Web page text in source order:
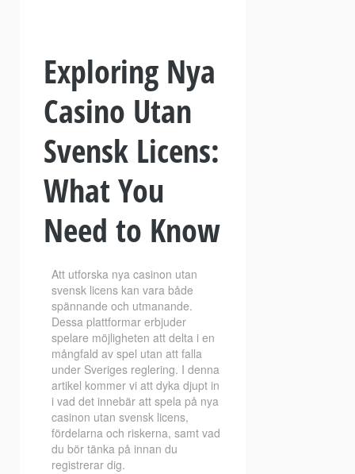
Exploring Nya
Casino Utan
Svensk Licens:
What You
Need to Know
Att utforska nya casinon utan
svensk licens kan vara både
spännande och utmanande.
Dessa plattformar erbjuder
spelare möjligheten att delta i en
mångfald av spel utan att falla
under Sveriges reglering. I denna
artikel kommer vi att dyka djupt in
i vad det innebär att spela på nya
casinon utan svensk licens,
fördelarna och riskerna, samt vad
du bör tänka på innan du
registrerar dig.